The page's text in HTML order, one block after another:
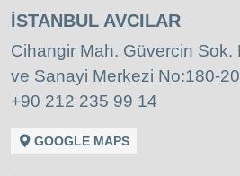
İSTANBUL AVCILAR
Cihangir Mah. Güvercin Sok.
ve Sanayi Merkezi No:180-
+90 212 235 99 14
GOOGLE MAPS